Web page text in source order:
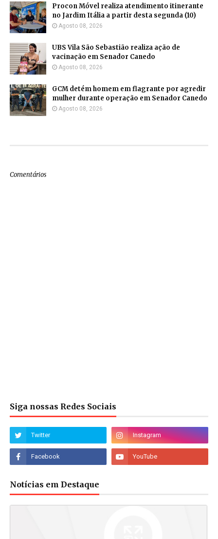
Procon Móvel realiza atendimento itinerante
no Jardim Itália a partir desta segunda (10)
Agosto 08, 2026
UBS Vila São Sebastião realiza ação de
vacinação em Senador Canedo
Agosto 08, 2026
GCM detém homem em flagrante por agredir
mulher durante operação em Senador Canedo
Agosto 08, 2026
Comentários
Siga nossas Redes Sociais
Notícias em Destaque